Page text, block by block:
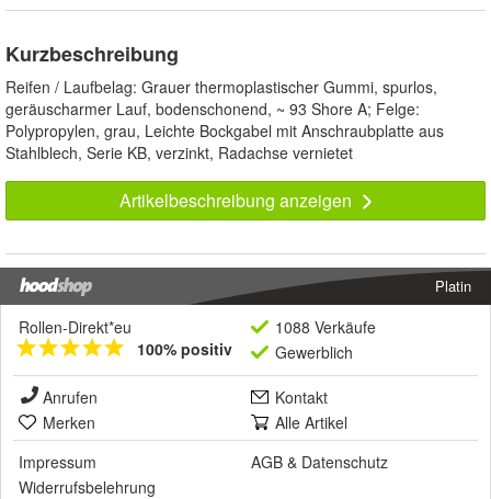
Kurzbeschreibung
Reifen / Laufbelag: Grauer thermoplastischer Gummi, spurlos,
geräuscharmer Lauf, bodenschonend, ~ 93 Shore A; Felge:
Polypropylen, grau, Leichte Bockgabel mit Anschraubplatte aus
Stahlblech, Serie KB, verzinkt, Radachse vernietet
Artikelbeschreibung anzeigen
Platin
Rollen-Direkt*eu
100% positiv
1088 Verkäufe
Gewerblich
Anrufen
Kontakt
Merken
Alle Artikel
Impressum
AGB & Datenschutz
Widerrufsbelehrung